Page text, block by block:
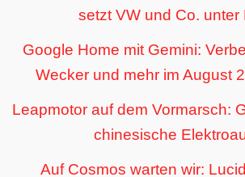
setzt VW und Co. unter
Google Home mit Gemini:
Wecker und mehr im August
Leapmotor auf dem Vormarsch:
chinesische
Auf Cosmos warten wir: